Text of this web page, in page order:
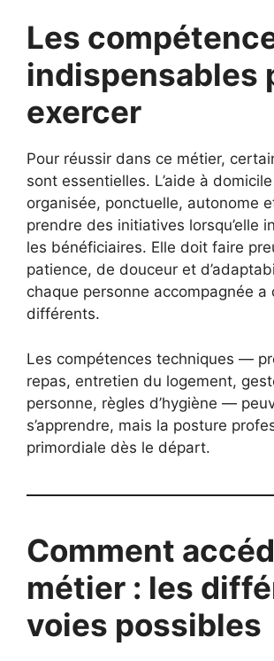
Les
indispensables
exercer
Pour réussir dans ce métier,
sont essentielles. L’aide à
organisée, ponctuelle, autonome
prendre des initiatives lorsqu’elle
les bénéficiaires. Elle doit faire
patience, de douceur et
chaque personne accompagnée a
différents.
Les compétences techniques —
repas, entretien du logement,
personne, règles d’hygiène —
s’apprendre, mais la posture
primordiale dès le départ.
Comment
métier : les
voies possibles